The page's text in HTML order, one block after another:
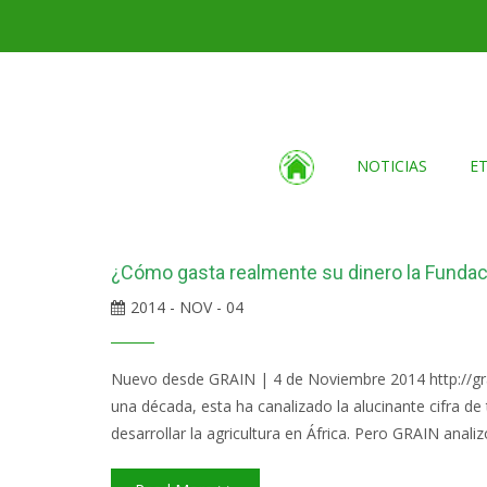
NOTICIAS
¿Cómo gasta realmente su dinero la
2014 - NOV - 04
Nuevo desde GRAIN | 4 de Noviembre 2014 http://
una década, esta ha canalizado la alucinante cifra
desarrollar la agricultura en África. Pero GRAIN